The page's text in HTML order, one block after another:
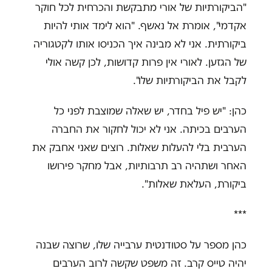
"הביקורתיות של אורי מתבקשת והכרחית לכל חוקר
אקדמי", אומרת אל נאשף. "הוא לימד אותי להיות
ביקורתית. אני לא מבינה איך הכניסו אותו לקטגוריה
של הגזען. לאורי אין פרות קדושות, לכן קשה אולי
לקבל את הביקורתיות שלו".
כהן: "יש פיל בחדר, יש שאלה שמוצבת לפני כל
הערבים בכיתה. אני לא יכול לחקור את החברה
הערבית בלי להעלות שאלות. רוצים שאני אחבק את
האחר ושתהיה רב תרבותיות, אבל מחקר פירושו
ביקורת, העלאת שאלות"
.
***
כהן מספר על סטודנטית ערבייה שלו, שרוצה שבנה
יהיה טייס קרב. זה משפט שקשה לרוב הערבים